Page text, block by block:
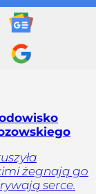
żegnają go
serce.